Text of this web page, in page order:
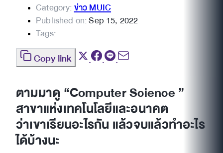
Category:ข่าว MUIC
Published on:Sep 15, 2022
Tags:
Copy link
ตามมาดู “Computer Science ”
สาขาแห่งเทคโนโลยีและอนาคต
ว่าเขาเรียนอะไรกัน แล้วจบแล้วทำอะไร
ได้บ้างนะ